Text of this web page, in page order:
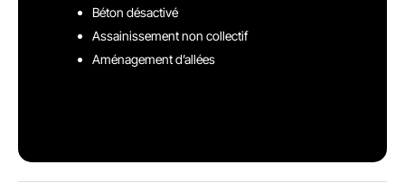
Béton désactivé
Assainissement non collectif
Aménagement d’allées